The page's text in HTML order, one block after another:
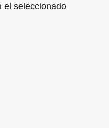
el seleccionado